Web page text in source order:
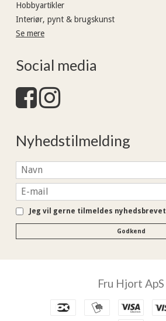
Hobbyartikler
Interiør, pynt & brugskunst
Se mere
Social media
Nyhedstilmelding
Jeg vil gerne tilmeldes nyhedsbrevet
Godkend
Fru Hjort ApS